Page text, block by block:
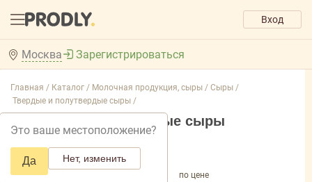
Вход
Москва
Это ваше местоположение?
Да Нет, изменить
Зарегистрироваться
Главная / Каталог / Молочная продукция, сыры / Сыры /
Твердые и полутвердые сыры /
Твердые и полутвердые сыры
Добавить фильтр товаров
по популярности по цене